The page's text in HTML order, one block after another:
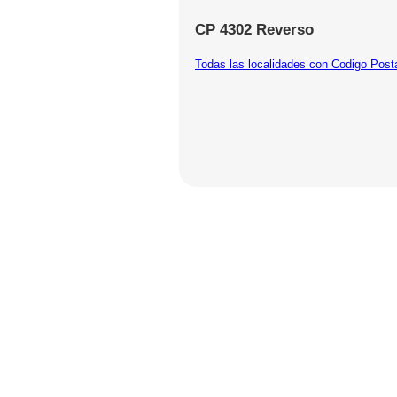
CP 4302 Reverso
Todas las localidades con Codigo